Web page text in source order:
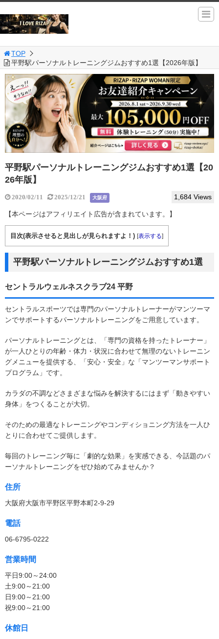
TOP
平野駅パーソナルトレーニングジムおすすめ1選【2026年版】
平野駅パーソナルトレーニングジムおすすめ1選【20
26年版】
2020/02/11 2025/12/21 大阪府 1,684 Views
【本ページはアフィリエイト広告が含まれています。】
目次(表示させると見出しが見られますよ！) [表示する]
平野駅パーソナルトレーニングジムおすすめ1選
セントラルウェルネスクラブ24 平野
セントラルスポーツでは専門のパーソナルトレーナーがマンツーマ
ンでサポートするパーソナルトレーニングをご用意しています。
パーソナルトレーニングとは、「専門の資格を持ったトレーナー」
が一人ひとりの年齢・体力・状況に合わせて無理のないトレーニン
グメニューを提供する、「安心・安全」な「マンツーマンサポート
プログラム」です。
カラダの不調などさまざまな悩みを解決するにはまず「動きやすい
身体」をつくることが大切。
そのための最適なトレーニングやコンディショニング方法を一人ひ
とりに合わせてご提供します。
毎回のトレーニング毎に「劇的な効果」を実感できる、今話題のパ
ーソナルトレーニングをぜひ始めてみませんか？
住所
大阪府大阪市平野区平野本町2-9-29
電話
06-6795-0222
営業時間
平日9:00～24:00
土9:00～21:00
日9:00～21:00
祝9:00～21:00
休館日